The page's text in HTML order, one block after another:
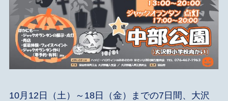
10月12日（土）～18日（金）までの7日間、大沢